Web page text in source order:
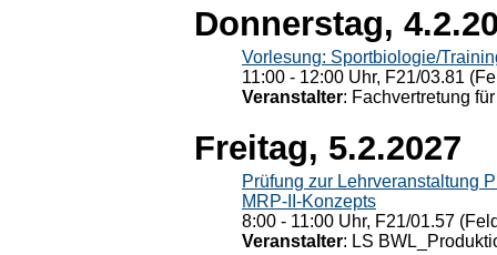
Donnerstag,
Vorlesung: Sportbiologie/
11:00 - 12:00 Uhr, F21/03.81
Veranstalter: Fachvertretung
Freitag, 5.2.2027
Prüfung zur Lehrveranstaltung
MRP-II-Konzepts
8:00 - 11:00 Uhr, F21/01.57
Veranstalter: LS